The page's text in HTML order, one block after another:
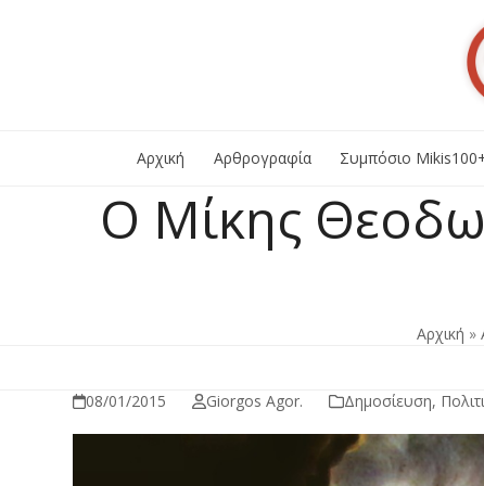
Αρχική Αρθρογραφία Συμπόσιο
Ο Μίκης
Αρχική »
08/01/2015 Giorgos Agor. Δημοσίευση,